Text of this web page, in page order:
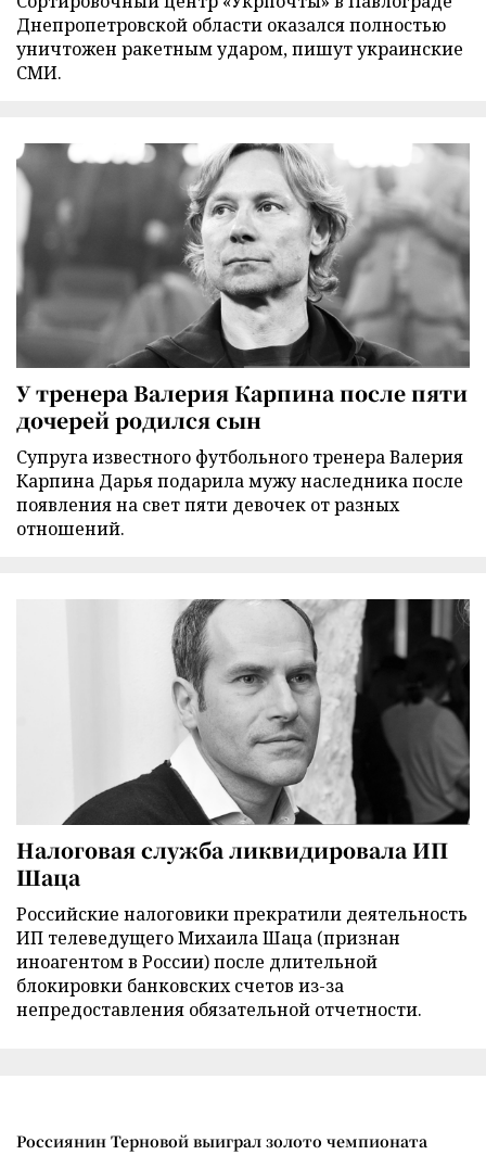
Днепропетровской области оказался полностью
уничтожен ракетным ударом, пишут украинские
СМИ.
У тренера Валерия Карпина после пяти
дочерей родился сын
Супруга известного футбольного тренера Валерия
Карпина Дарья подарила мужу наследника после
появления на свет пяти девочек от разных
отношений.
Налоговая служба ликвидировала ИП
Шаца
Российские налоговики прекратили деятельность
ИП телеведущего Михаила Шаца (признан
иноагентом в России) после длительной
блокировки банковских счетов из-за
непредоставления обязательной отчетности.
Россиянин Терновой выиграл золото чемпионата